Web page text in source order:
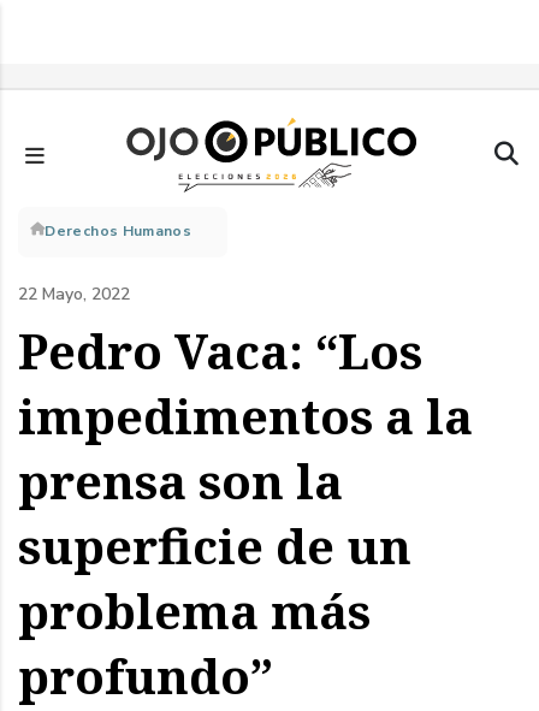
principal
Sobrescribir
enlaces
de
ayuda
a
la
navegación
Derechos Humanos
22 Mayo, 2022
Pedro Vaca: “Los
impedimentos a la
prensa son la
superficie de un
problema más
profundo”